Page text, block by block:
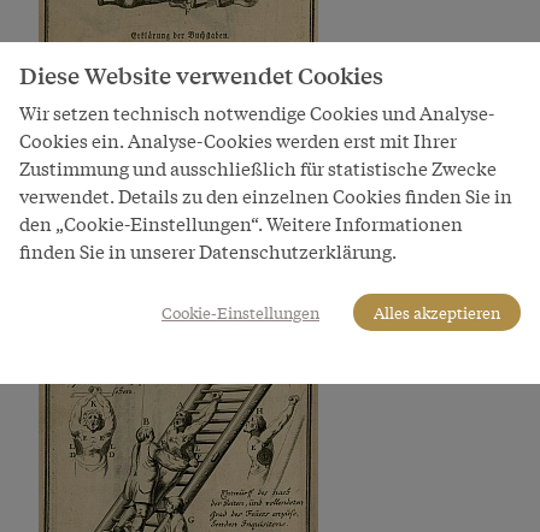
Schnürung, Darstellung aus der Constitutio Criminalis
Theresiana
Diese Website verwendet Cookies
Wir setzen technisch notwendige Cookies und Analyse-
Cookies ein. Analyse-Cookies werden erst mit Ihrer
Zustimmung und ausschließlich für statistische Zwecke
verwendet. Details zu den einzelnen Cookies finden Sie in
den „Cookie-Einstellungen“. Weitere Informationen
finden Sie in unserer Datenschutzerklärung.
Cookie-Einstellungen Alles akzeptieren